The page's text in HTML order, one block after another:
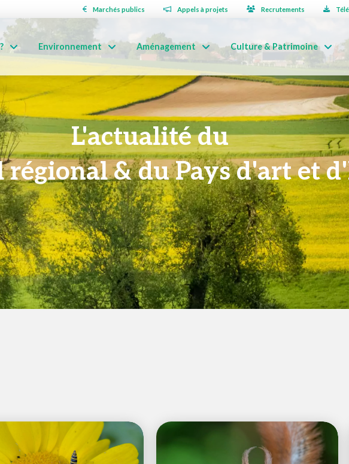
Marchés publics Appels à projets Recrutements
Environnement Aménagement Culture & Patrimoine
L'actualité du
régional & du Pays d'art et